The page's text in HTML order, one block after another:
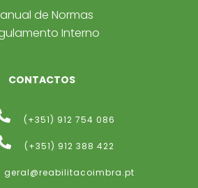
de Normas
Interno
CONTACTOS
(+351) 912 754 086
(+351) 912 388 422​
geral@reabilitacoimbra.pt